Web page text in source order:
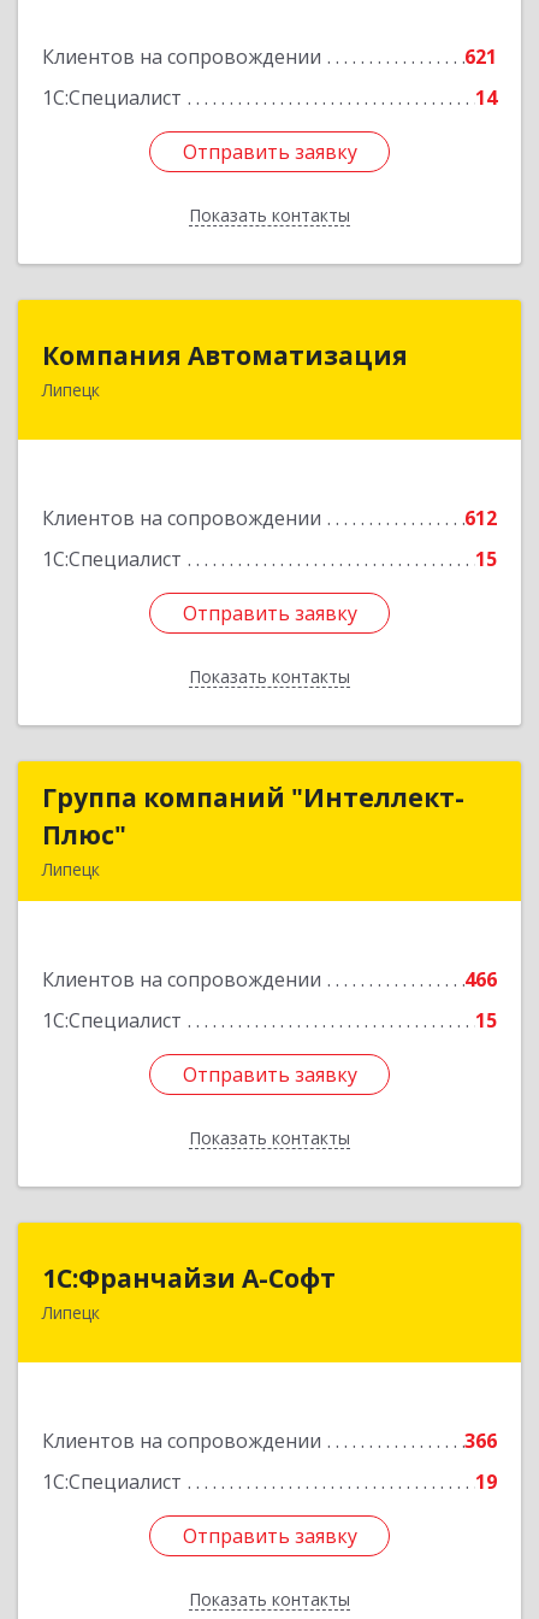
Клиентов на сопровождении
621
1С:Специалист
14
Отправить заявку
Показать контакты
Отправить заявку
Назад
Компания Автоматизация
Липецк
Клиентов на сопровождении
612
1С:Специалист
15
Отправить заявку
Показать контакты
398001, Липецкая обл, Липецк г, Победы пл,
Отправить заявку
Назад
Группа компаний "Интеллект-
Плюс"
Липецк
Клиентов на сопровождении
466
1С:Специалист
15
Отправить заявку
Показать контакты
Группа компаний "Интеллект-
Подробнее
Отправить заявку
Назад
1С:Франчайзи А-Софт
Липецк
Клиентов на сопровождении
366
1С:Специалист
19
Отправить заявку
Показать контакты
1С:Франчайзи А-Софт
398059, Липецкая обл, Липецк г, Фрунзе ул,
Отправить заявку
Назад